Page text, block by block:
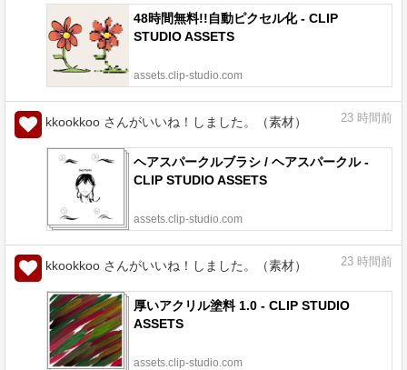
48時間無料!!自動ピクセル化 - CLIP
STUDIO ASSETS
assets.clip-studio.com
kkookkoo さんがいいね！しました。（素材） 23 時間前
ヘアスパークルブラシ / ヘアスパークル -
CLIP STUDIO ASSETS
assets.clip-studio.com
kkookkoo さんがいいね！しました。（素材） 23 時間前
厚いアクリル塗料 1.0 - CLIP STUDIO
ASSETS
assets.clip-studio.com